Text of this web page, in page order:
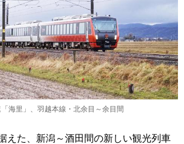
海里」、羽越本線・北余目～余目間
えた、新潟～酒田間の新しい観光列車